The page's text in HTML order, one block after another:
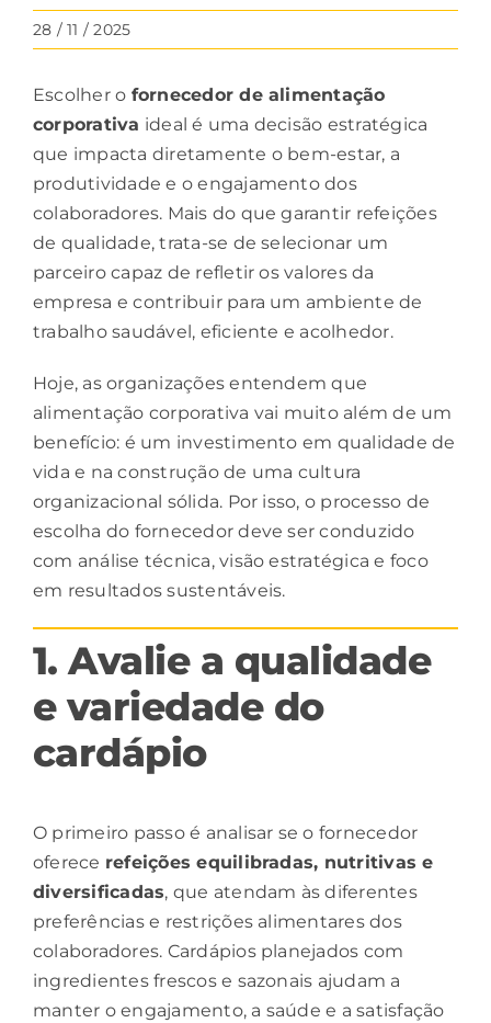
28 / 11 / 2025
Escolher o fornecedorde alimentação
corporativa ideal é uma decisão estratégica
que impacta diretamente o bem-estar, a
produtividade e o engajamento dos
colaboradores. Mais do que garantir refeições
de qualidade, trata-se de selecionar um
parceiro capaz de refletir os valores da
empresa e contribuir para um ambiente de
trabalho saudável, eficiente e acolhedor.
Hoje, as organizações entendem que
alimentação corporativa vai muito além de um
benefício: é um investimento em qualidade de
vida e na construção de uma cultura
organizacional sólida. Por isso, o processo de
escolha do fornecedordeve ser conduzido
com análise técnica, visão estratégica e foco
em resultados sustentáveis.
1. Avalie a qualidade
e variedade do
cardápio
O primeiro passo é analisar se o fornecedor
oferece refeiçõesequilibradas, nutritivas e
diversificadas, que atendam às diferentes
preferências e restrições alimentares dos
colaboradores. Cardápios planejados com
ingredientes frescos e sazonais ajudam a
manter o engajamento, a saúde e a satisfação